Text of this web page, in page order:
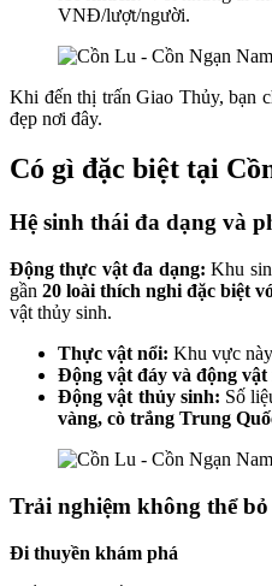
VNĐ/lượt/người.
Khi đến thị trấn Giao Thủy, bạn
đẹp nơi đây.
Có gì đặc biệt tại
Hệ sinh thái đa dạng và
Động thực vật đa dạng:Khu
gần 20 loài thích nghi đặc biệt
vật thủy sinh.
Thực vật nổi: Khu vực
Động vật đáy và động vật
Động vật thủy sinh: Số
vàng, cò trắng Trung
Trải nghiệm không thể
Đi thuyền khám phá